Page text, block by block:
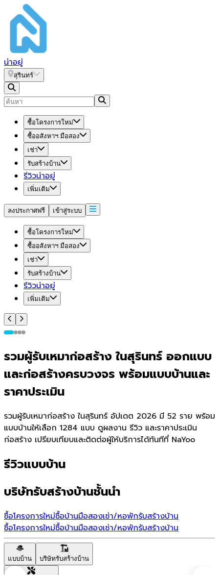
น่าอยู่
สุรินทร์
ซื้อโครงการใหม่
ซื้ออสังหาฯ มือสอง
เช่า
รับสร้างบ้าน
รีวิวน่าอยู่
เพิ่มเติม
ลงประกาศฟรี เข้าสู่ระบบ
ซื้อโครงการใหม่
ซื้ออสังหาฯ มือสอง
เช่า
รับสร้างบ้าน
รีวิวน่าอยู่
เพิ่มเติม
รวมผู้รับเหมาก่อสร้าง ในสุรินทร์ ออกแบบ
และก่อสร้างครบวงจร พร้อมแบบบ้านและ
ราคาประเมิน
รวมผู้รับเหมาก่อสร้าง ในสุรินทร์ อัปเดต 2026 มี 52 ราย พร้อม
แบบบ้านให้เลือก 1284 แบบ ดูผลงาน รีวิว และราคาประเมิน
ก่อสร้าง เปรียบเทียบและติดต่อผู้ให้บริการได้ทันทีที่ NaYoo
รีวิวแบบบ้าน
บริษัทรับสร้างบ้านชั้นนำ
ซื้อโครงการใหม่ซื้อบ้านมือสองเช่า/หอพักรับสร้างบ้าน
ซื้อโครงการใหม่ซื้อบ้านมือสองเช่า/หอพักรับสร้างบ้าน
แบบบ้าน บริษัทรับสร้างบ้าน